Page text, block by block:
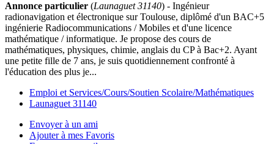
Annonce particulier (Launaguet 31140) - Ingénieur
radionavigation et électronique sur Toulouse, diplômé d'un BAC+5
ingénierie Radiocommunications / Mobiles et d'une licence
mathématique / informatique. Je propose des cours de
mathématiques, physiques, chimie, anglais du CP à Bac+2. Ayant
une petite fille de 7 ans, je suis quotidiennement confronté à
l'éducation des plus je...
Emploi et Services/Cours/Soutien Scolaire/Mathématiques
Launaguet 31140
Envoyer à un ami
Ajouter à mes Favoris